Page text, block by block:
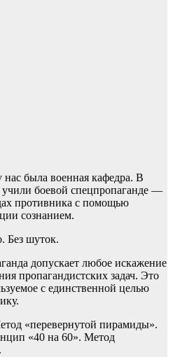
была военная кафедра. В
учили боевой спецпропаганде —
противника с помощью
сознанием.
Без шуток.
допускает любое искажение
пропагандистских задач. Это
с единственной целью
«перевернутой пирамиды».
«40 на 60». Метод